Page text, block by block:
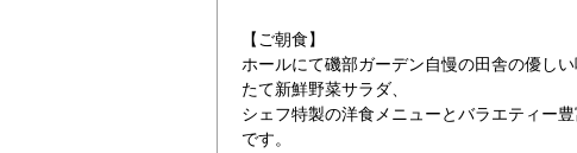
【ご朝食】
ホールにて磯部ガーデン自慢の田舎の優し
たて新鮮野菜サラダ、
シェフ特製の洋食メニューとバラエティー
です。